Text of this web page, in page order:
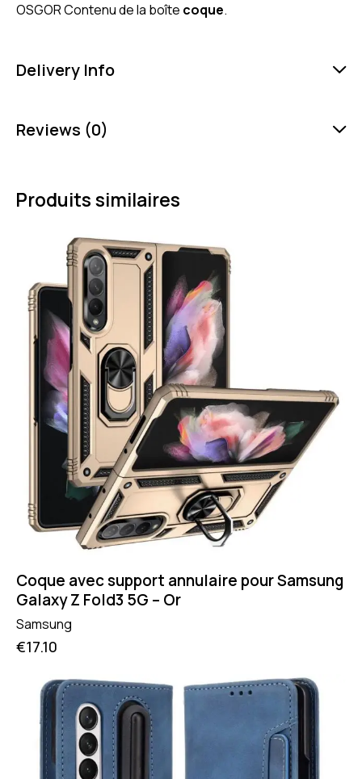
OSGOR Contenu de la boîte coque.
Delivery Info
Reviews (0)
Produits similaires
Coque avec support annulaire pour Samsung
Galaxy Z Fold3 5G – Or
Samsung
€17.10